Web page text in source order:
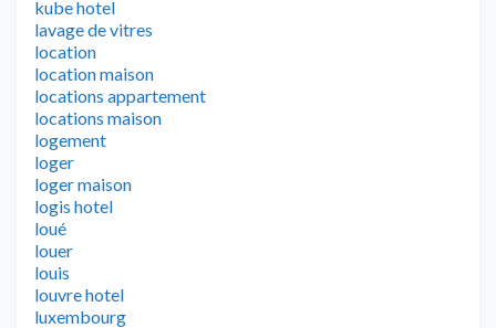
kube hotel
lavage de vitres
location
location maison
locations appartement
locations maison
logement
loger
loger maison
logis hotel
loué
louer
louis
louvre hotel
luxembourg